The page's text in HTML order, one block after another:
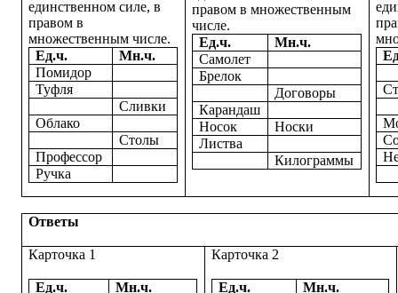
единственном силе, в
правом в
множественным числе.
Ед.ч.
Мн.ч.
Помидор
Туфля
Сливки
Облако
Столы
Профессор
Ручка
правом в множественным
числе.
Ед.ч.
Мн.ч.
Самолет
Брелок
Договоры
Карандаш
Носок
Носки
Листва
Килограммы
Ответы
Карточка 1
Ед.ч.
Мн.ч.
Карточка 2
Ед.ч.
Мн.ч.